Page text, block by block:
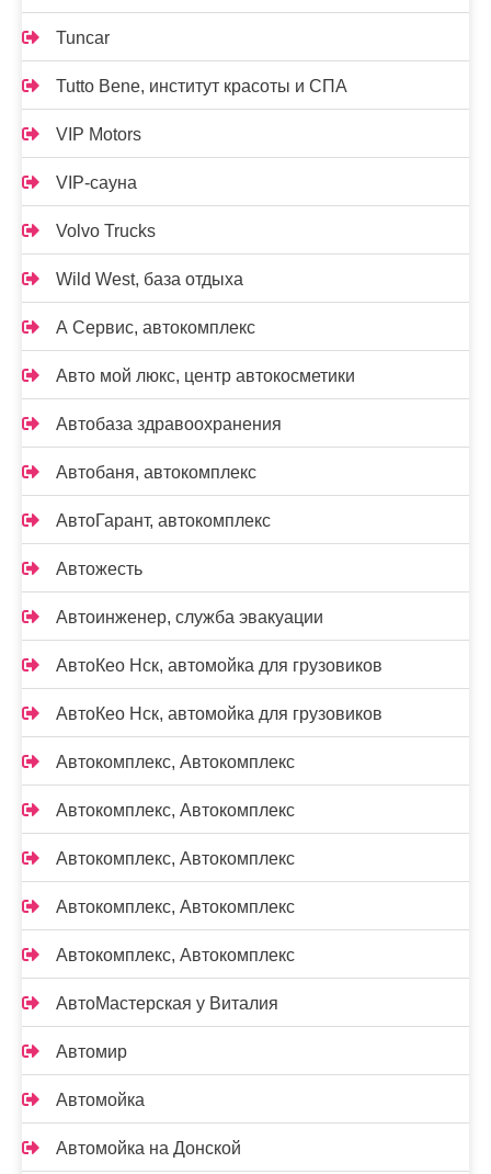
Tuncar
Tutto Bene, институт красоты и СПА
VIP Motors
VIP-сауна
Volvo Trucks
Wild West, база отдыха
А Сервис, автокомплекс
Авто мой люкс, центр автокосметики
Автобаза здравоохранения
Автобаня, автокомплекс
АвтоГарант, автокомплекс
Автожесть
Автоинженер, служба эвакуации
АвтоКео Нск, автомойка для грузовиков
АвтоКео Нск, автомойка для грузовиков
Автокомплекс, Автокомплекс
Автокомплекс, Автокомплекс
Автокомплекс, Автокомплекс
Автокомплекс, Автокомплекс
Автокомплекс, Автокомплекс
АвтоМастерская у Виталия
Автомир
Автомойка
Автомойка на Донской